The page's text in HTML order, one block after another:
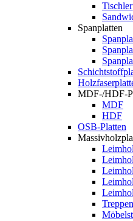
Spanplatten
MDF-/HDF-
MDF
HDF
OSB-Platten